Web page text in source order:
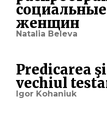
женщин
Natalia Beleva
Predicarea
vechiul
Igor Kohaniuk